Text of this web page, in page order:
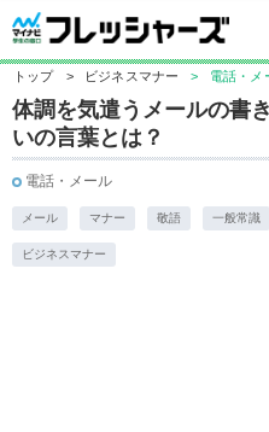
トップ > ビジネスマナー > 電話・メ
体調を気遣うメールの書
いの言葉とは？
電話・メール
メール マナー 敬語 一般常識
ビジネスマナー